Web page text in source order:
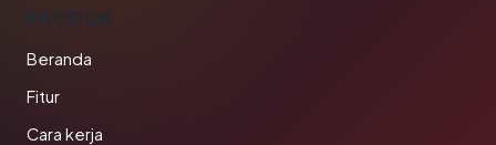
PRODUK
Beranda
Fitur
Cara kerja